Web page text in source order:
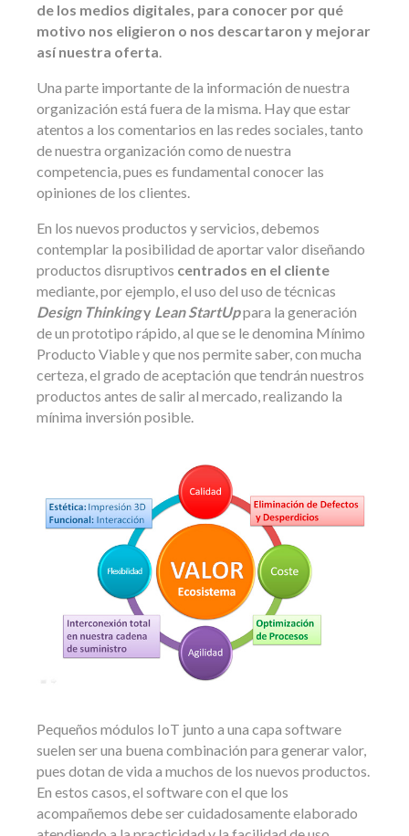
de los medios digitales, para conocer por qué
motivo nos eligieron o nos descartaron y mejorar
así nuestra oferta.
Una parte importante de la información de nuestra
organización está fuera de la misma. Hay que estar
atentos a los comentarios en las redes sociales, tanto
de nuestra organización como de nuestra
competencia, pues es fundamental conocer las
opiniones de los clientes.
En los nuevos productos y servicios, debemos
contemplar la posibilidad de aportar valor diseñando
productos disruptivos centrados en el cliente
mediante, por ejemplo, el uso del uso de técnicas
Design Thinkingy Lean StartUppara la generación
de un prototipo rápido, al que se le denomina Mínimo
Producto Viable y que nos permite saber, con mucha
certeza, el grado de aceptación que tendrán nuestros
productos antes de salir al mercado, realizando la
mínima inversión posible.
Pequeños módulos IoT junto a una capa software
suelen ser una buena combinación para generar valor,
pues dotan de vida a muchos de los nuevos productos.
En estos casos, el software con el que los
acompañemos debe ser cuidadosamente elaborado